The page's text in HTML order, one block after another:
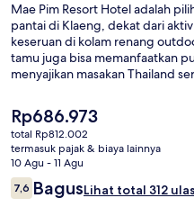
Mae Pim Resort Hotel adalah
pantai di Klaeng, dekat dari
keseruan di kolam renang
tamu juga bisa memanfaatkan
menyajikan masakan Thailand
bar/lounge, kamar uap, dan
Harga
saat
ini
Rp686.973
Rp686.973
total Rp812.002
termasuk pajak & biaya lainnya
10 Agu - 11 Agu
Ulasan
7,67,6 dari 10
BagusLihat total 312